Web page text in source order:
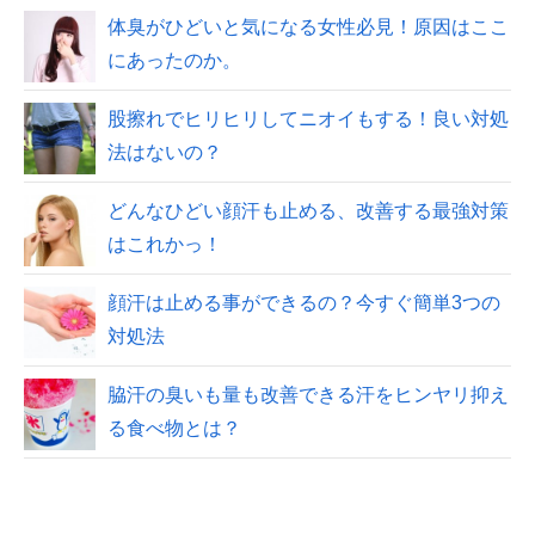
体臭がひどいと気になる女性必見！原因はここ
にあったのか。
股擦れでヒリヒリしてニオイもする！良い対処
法はないの？
どんなひどい顔汗も止める、改善する最強対策
はこれかっ！
顔汗は止める事ができるの？今すぐ簡単3つの
対処法
脇汗の臭いも量も改善できる汗をヒンヤリ抑え
る食べ物とは？